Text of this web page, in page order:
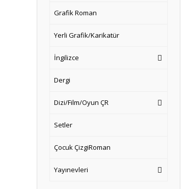
Grafik Roman
Yerli Grafik/Karikatür
İngilizce
Dergi
Dizi/Film/Oyun ÇR
Setler
Çocuk ÇizgiRoman
Yayınevleri